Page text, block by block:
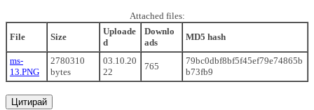
Attached files:
File
Size
Uploade
d
Downlo
ads
MD5 hash
ms-
13.PNG
2780310
bytes
03.10.20
22
765
79bc0dbf8bf5f45ef79e74865b
b73fb9
Цитирай